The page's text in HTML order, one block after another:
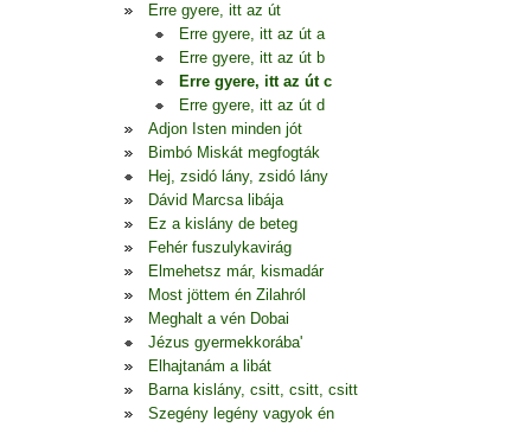
Erre gyere, itt az út
Erre gyere, itt az út a
Erre gyere, itt az út b
Erre gyere, itt az út c
Erre gyere, itt az út d
Adjon Isten minden jót
Bimbó Miskát megfogták
Hej, zsidó lány, zsidó lány
Dávid Marcsa libája
Ez a kislány de beteg
Fehér fuszulykavirág
Elmehetsz már, kismadár
Most jöttem én Zilahról
Meghalt a vén Dobai
Jézus gyermekkorába'
Elhajtanám a libát
Barna kislány, csitt, csitt, csitt
Szegény legény vagyok én